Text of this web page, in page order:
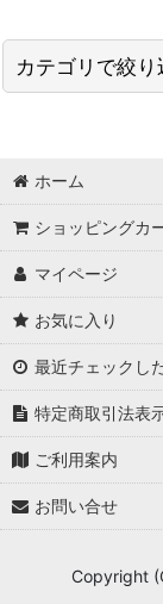
表示数:
カテゴリで絞り
動画編集・ノンリニ
SuperPC /3D・VFX
DAW/DTM
ホーム
ショッピングカ
マイページ
お気に入り
最近チェックし
特定商取引法表
ご利用案内
お問い合せ
Copyright